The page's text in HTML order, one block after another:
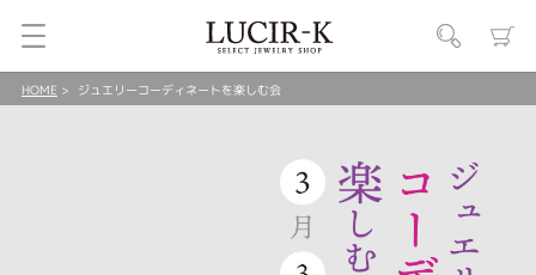
HOME ジュエリーコーディネートを楽しむ会